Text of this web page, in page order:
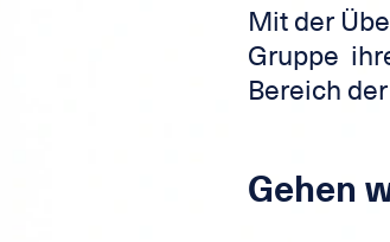
Mit der
Gruppe
Bereich
Gehen